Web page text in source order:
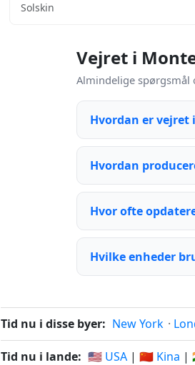
Solskin
Vejret i
Almindelige spørgsmål
Hvordan er vejret
Hvordan
Hvor ofte
Hvilke enheder
Tid nu i disse byer: New York ·
Tid nu i lande: 🇺🇸 USA | 🇨🇳 Kina |